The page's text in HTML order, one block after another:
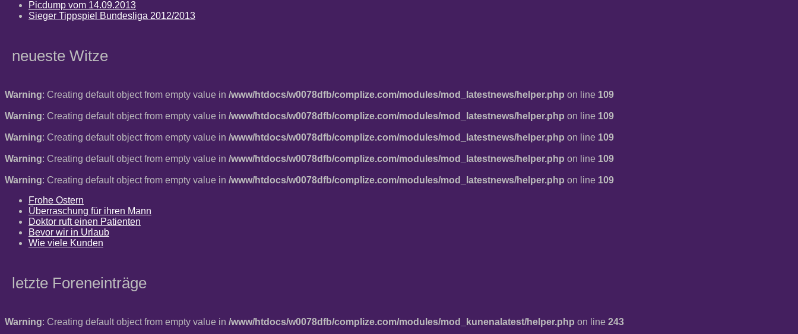
Picdump vom 14.09.2013
Sieger Tippspiel Bundesliga 2012/2013
neueste Witze
Warning: Creating default object from empty value in /www/htdocs/w0078dfb/complize.com/modules/mod_latestnews/helper.php on line 109
Warning: Creating default object from empty value in /www/htdocs/w0078dfb/complize.com/modules/mod_latestnews/helper.php on line 109
Warning: Creating default object from empty value in /www/htdocs/w0078dfb/complize.com/modules/mod_latestnews/helper.php on line 109
Warning: Creating default object from empty value in /www/htdocs/w0078dfb/complize.com/modules/mod_latestnews/helper.php on line 109
Warning: Creating default object from empty value in /www/htdocs/w0078dfb/complize.com/modules/mod_latestnews/helper.php on line 109
Frohe Ostern
Überraschung für ihren Mann
Doktor ruft einen Patienten
Bevor wir in Urlaub
Wie viele Kunden
letzte Foreneinträge
Warning: Creating default object from empty value in /www/htdocs/w0078dfb/complize.com/modules/mod_kunenalatest/helper.php on line 243